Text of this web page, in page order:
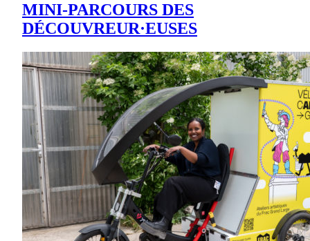
MINI-PARCOURS DES
DÉCOUVREUR·EUSES